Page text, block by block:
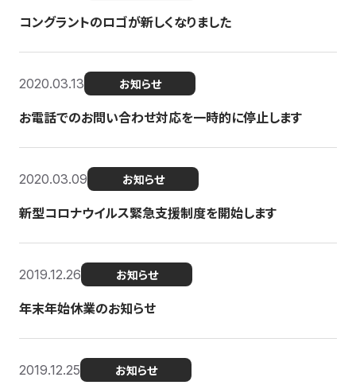
コングラントのロゴが新しくなりました
2020.03.13 お知らせ
お電話でのお問い合わせ対応を一時的に停止します
2020.03.09 お知らせ
新型コロナウイルス緊急支援制度を開始します
2019.12.26 お知らせ
年末年始休業のお知らせ
2019.12.25 お知らせ